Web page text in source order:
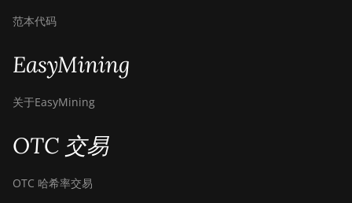
范本代码
EasyMining
关于EasyMining
OTC 交易
OTC 哈希率交易